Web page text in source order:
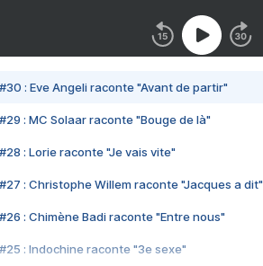
#30 : Eve Angeli raconte "Avant de partir"
#29 : MC Solaar raconte "Bouge de là"
#28 : Lorie raconte "Je vais vite"
#27 : Christophe Willem raconte "Jacques a dit"
#26 : Chimène Badi raconte "Entre nous"
#25 : Indochine raconte "3e sexe"